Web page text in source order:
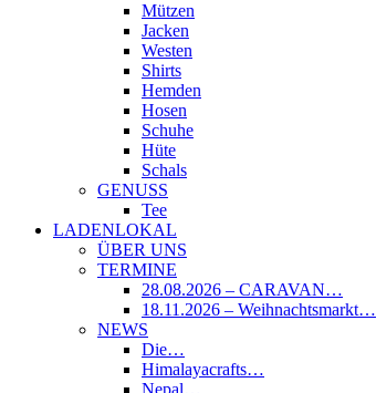
Mützen
Jacken
Westen
Shirts
Hemden
Hosen
Schuhe
Hüte
Schals
GENUSS
Tee
LADENLOKAL
ÜBER UNS
TERMINE
28.08.2026 – CARAVAN…
18.11.2026 – Weihnachtsmarkt…
NEWS
Die…
Himalayacrafts…
Nepal…